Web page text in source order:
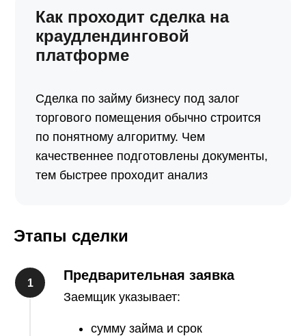
Как проходит сделка на
краудлендинговой
платформе
Сделка по займу бизнесу под залог
торгового помещения обычно строится
по понятному алгоритму. Чем
качественнее подготовлены документы,
тем быстрее проходит анализ
Этапы сделки
Предварительная заявка
Заемщик указывает:
сумму займа и срок